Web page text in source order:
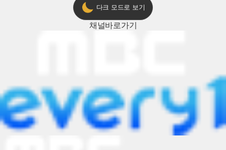
다크 모드로 보기
채널바로가기